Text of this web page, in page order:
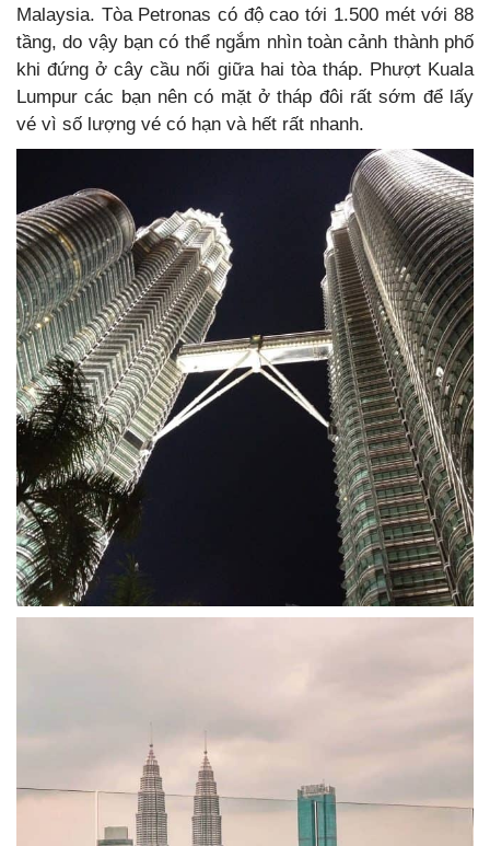
Malaysia. Tòa Petronas có độ cao tới 1.500 mét với 88
tầng, do vậy bạn có thể ngắm nhìn toàn cảnh thành phố
khi đứng ở cây cầu nối giữa hai tòa tháp. Phượt Kuala
Lumpur các bạn nên có mặt ở tháp đôi rất sớm để lấy
vé vì số lượng vé có hạn và hết rất nhanh.